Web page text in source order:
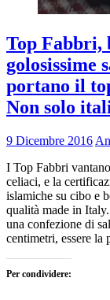
Top Fabbri,
golosissime
portano il
Non solo
9 Dicembre 2016
I Top Fabbri
celiaci, e la
islamiche su cibo e
qualità made in
una confezione di
centimetri, essere
Per condividere: